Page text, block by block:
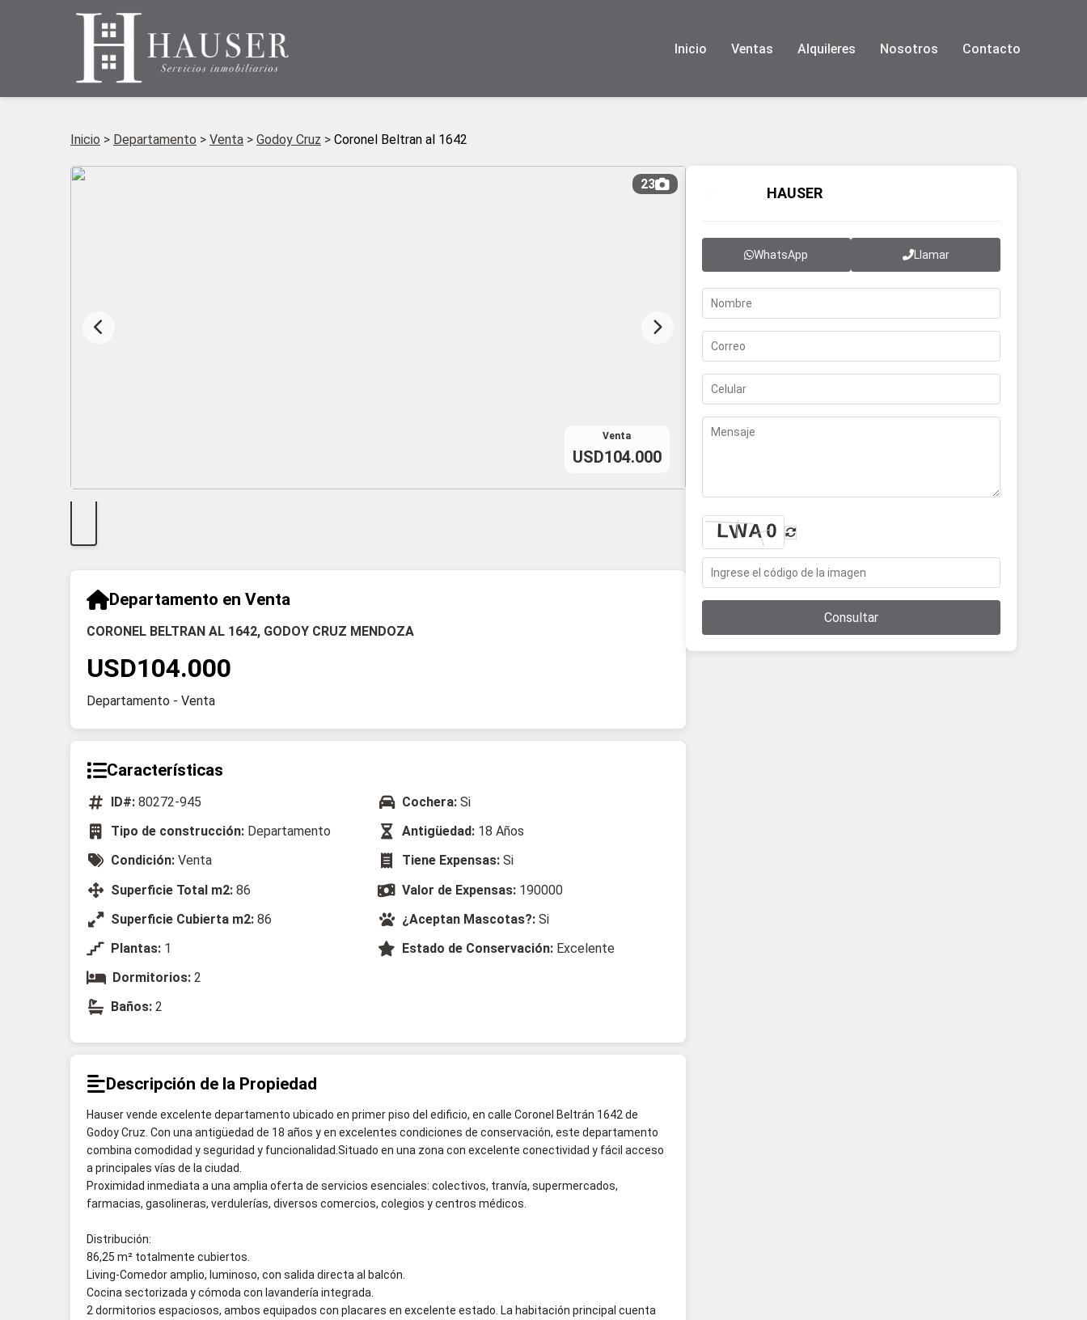
Inicio Ventas Alquileres Nosotros Contacto
Inicio > Departamento > Venta > Godoy Cruz > Coronel Beltran al 1642
23
Venta
USD104.000
Departamento en Venta
CORONEL BELTRAN AL 1642, GODOY CRUZ MENDOZA
USD104.000
Departamento - Venta
Características
ID#: 80272-945
Tipo de construcción: Departamento
Condición: Venta
Superficie Total m2: 86
Superficie Cubierta m2: 86
Plantas: 1
Dormitorios: 2
Baños: 2
Cochera: Si
Antigüedad: 18 Años
Tiene Expensas: Si
Valor de Expensas: 190000
¿Aceptan Mascotas?: Si
Estado de Conservación: Excelente
Descripción de la Propiedad
Hauser vende excelente departamento ubicado en primer piso del edificio, en calle Coronel Beltrán 1642 de
Godoy Cruz. Con una antigüedad de 18 años y en excelentes condiciones de conservación, este departamento
combina comodidad y seguridad y funcionalidad.Situado en una zona con excelente conectividad y fácil acceso
a principales vías de la ciudad.
Proximidad inmediata a una amplia oferta de servicios esenciales: colectivos, tranvía, supermercados,
farmacias, gasolineras, verdulerías, diversos comercios, colegios y centros médicos.
Distribución:
86,25 m² totalmente cubiertos.
Living-Comedor amplio, luminoso, con salida directa al balcón.
Cocina sectorizada y cómoda con lavandería integrada.
2 dormitorios espaciosos, ambos equipados con placares en excelente estado. La habitación principal cuenta
HAUSER
WhatsApp Llamar
Consultar